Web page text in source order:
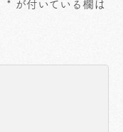
* が付いている欄は